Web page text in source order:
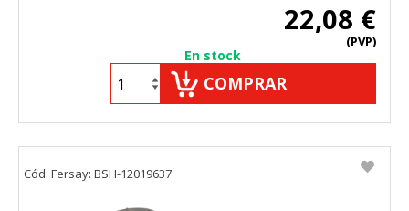
22,08 €
(PVP)
En stock
COMPRAR
Cód. Fersay: BSH-12019637